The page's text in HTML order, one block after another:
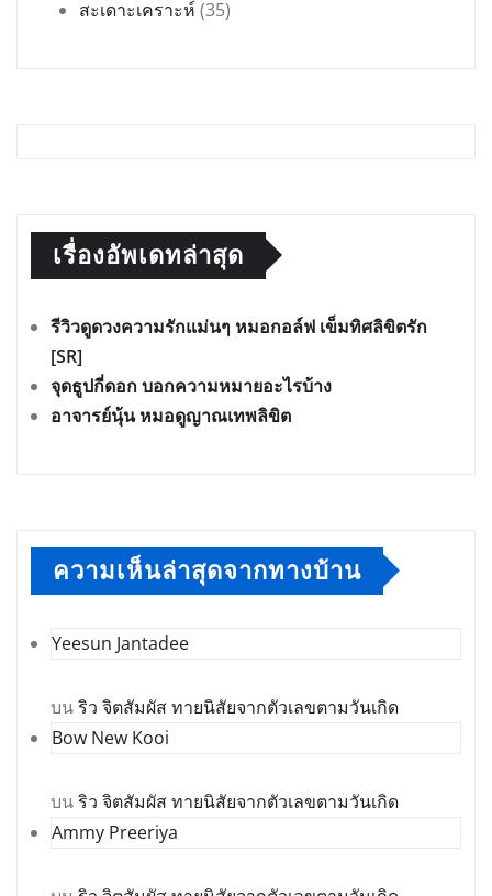
สะเดาะเคราะห์ (35)
เรื่องอัพเดทล่าสุด
รีวิวดูดวงความรักแม่นๆ หมอกอล์ฟ เข็มทิศลิขิตรัก
[SR]
จุดธูปกี่ดอก บอกความหมายอะไรบ้าง
อาจารย์นุ้น หมอดูญาณเทพลิขิต
ความเห็นล่าสุดจากทางบ้าน
Yeesun Jantadee
บนริว จิตสัมผัส ทายนิสัยจากตัวเลขตามวันเกิด
Bow New Kooi
บนริว จิตสัมผัส ทายนิสัยจากตัวเลขตามวันเกิด
Ammy Preeriya